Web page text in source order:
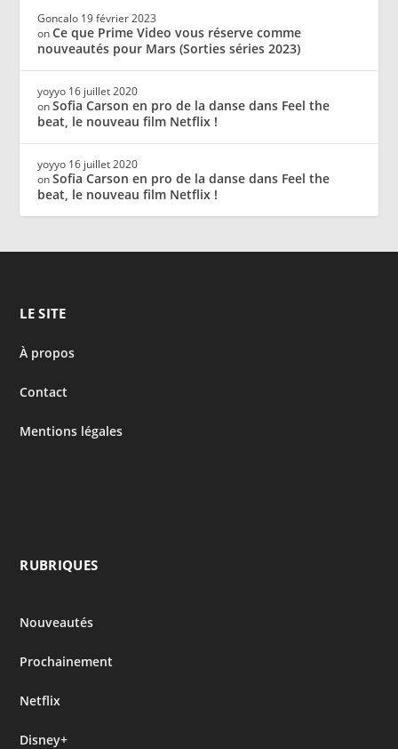
Goncalo 19 février 2023
onCe que Prime Video vous réserve comme
nouveautés pour Mars (Sorties séries 2023)
yoyyo 16 juillet 2020
onSofia Carson en pro de la danse dans Feel the
beat, le nouveau film Netflix !
yoyyo 16 juillet 2020
onSofia Carson en pro de la danse dans Feel the
beat, le nouveau film Netflix !
LE SITE
À propos
Contact
Mentions légales
RUBRIQUES
Nouveautés
Prochainement
Netflix
Disney+